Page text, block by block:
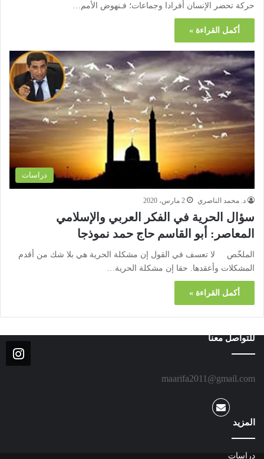
حركة تحضر الإنسان أفرادا وجماعات؛ فـنهوض الأمم…
أكمل القراءة »
دراسات
د. محمد الناصري 2 مارس، 2020
سؤال الحرية في الفكر العربي والإسلامي
المعاصر: أبو القاسم حاج حمد نموذجا
الملخّص لا تعسف في القول إن مشكلة الحرية هي بلا شك من أقدم
المشكلات وأعقدها. حقا إن مشكلة الحرية…
أكمل القراءة »
للتواصل معنا
maarifa2011@gmail.com
المزيد
دراسات